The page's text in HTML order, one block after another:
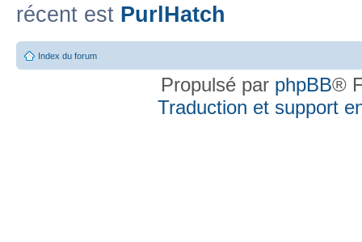
récent est PurlHatch
Index du forum
Propulsé par phpBB®
Traduction et support